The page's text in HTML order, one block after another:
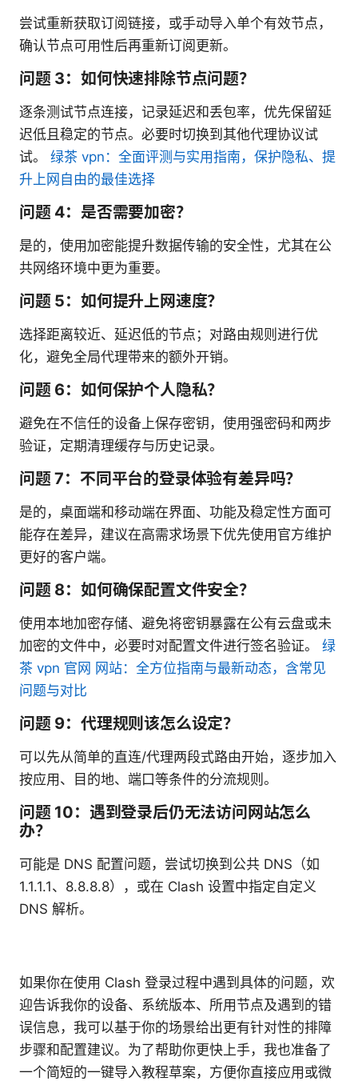
尝试重新获取订阅链接，或手动导入单个有效节点，
确认节点可用性后再重新订阅更新。
问题 3：如何快速排除节点问题？
逐条测试节点连接，记录延迟和丢包率，优先保留延
迟低且稳定的节点。必要时切换到其他代理协议试
试。 绿茶 vpn：全面评测与实用指南，保护隐私、提
升上网自由的最佳选择
问题 4：是否需要加密？
是的，使用加密能提升数据传输的安全性，尤其在公
共网络环境中更为重要。
问题 5：如何提升上网速度？
选择距离较近、延迟低的节点；对路由规则进行优
化，避免全局代理带来的额外开销。
问题 6：如何保护个人隐私？
避免在不信任的设备上保存密钥，使用强密码和两步
验证，定期清理缓存与历史记录。
问题 7：不同平台的登录体验有差异吗？
是的，桌面端和移动端在界面、功能及稳定性方面可
能存在差异，建议在高需求场景下优先使用官方维护
更好的客户端。
问题 8：如何确保配置文件安全？
使用本地加密存储、避免将密钥暴露在公有云盘或未
加密的文件中，必要时对配置文件进行签名验证。 绿
茶 vpn 官网 网站：全方位指南与最新动态，含常见
问题与对比
问题 9：代理规则该怎么设定？
可以先从简单的直连/代理两段式路由开始，逐步加入
按应用、目的地、端口等条件的分流规则。
问题 10：遇到登录后仍无法访问网站怎么
办？
可能是 DNS 配置问题，尝试切换到公共 DNS（如
1.1.1.1、8.8.8.8），或在 Clash 设置中指定自定义
DNS 解析。
如果你在使用 Clash 登录过程中遇到具体的问题，欢
迎告诉我你的设备、系统版本、所用节点及遇到的错
误信息，我可以基于你的场景给出更有针对性的排障
步骤和配置建议。为了帮助你更快上手，我也准备了
一个简短的一键导入教程草案，方便你直接应用或微